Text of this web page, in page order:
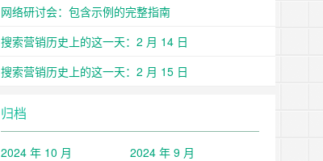
网络研讨会：包含示例的完整指南
搜索营销历史上的这一天：2 月 14 日
搜索营销历史上的这一天：2 月 15 日
归档
2024 年 10 月
2024 年 9 月